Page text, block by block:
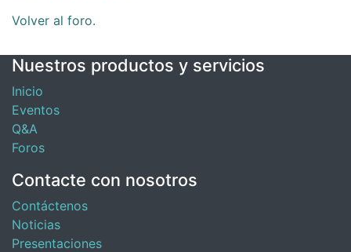
Volver al foro.
Nuestros productos y servicios
Inicio
Eventos
Q&A
Foros
Contacte con nosotros
Contáctenos
Noticias
Presentaciones